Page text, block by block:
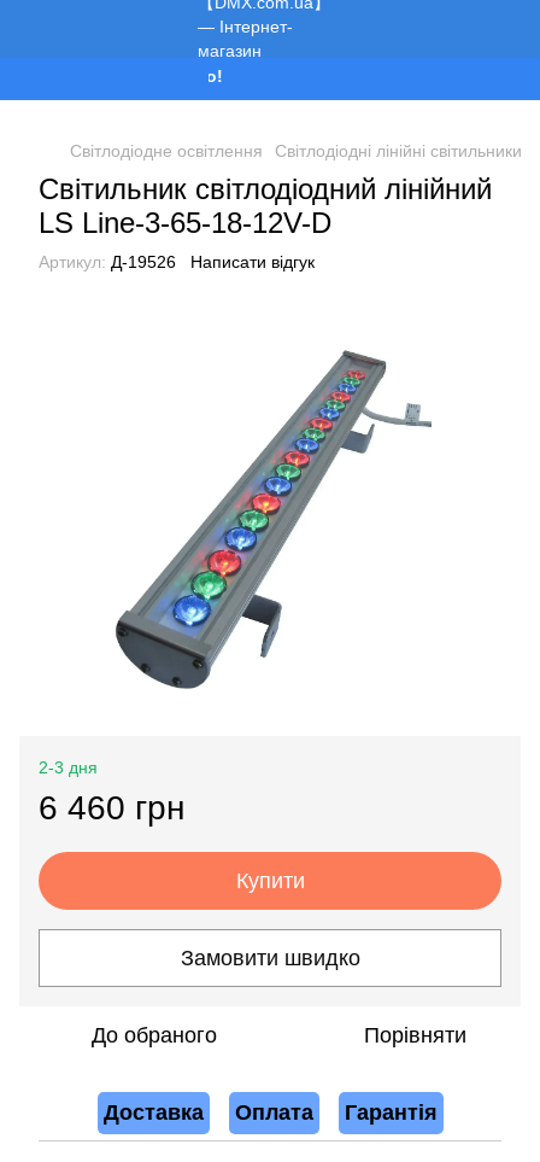
Світлодіодне освітлення Світлодіодні лінійні світильники
Світильник світлодіодний лінійний
LS Line-3-65-18-12V-D
Артикул: Д-19526 Написати відгук
2-3 дня
6 460 грн
Купити
Замовити швидко
До обраного Порівняти
Доставка Оплата Гарантія